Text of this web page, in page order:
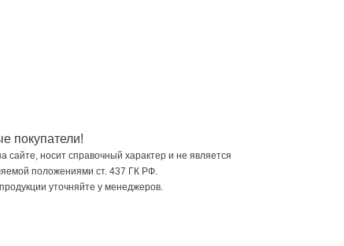
покупатели!
носит справочный характер и не является
положениями ст. 437 ГК РФ.
уточняйте у менеджеров.